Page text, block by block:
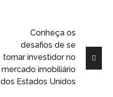
Conheça os
desafios de se
tornar investidor no
mercado imobiliário
dos Estados Unidos